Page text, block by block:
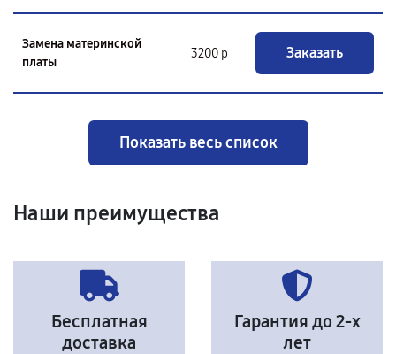
Замена материнской
платы
3200 р Заказать
Показать весь список
Наши преимущества
Бесплатная
доставка
Гарантия до 2-х
лет